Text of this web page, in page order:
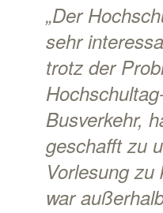
„Der
sehr
trotz der
Busverkehr,
geschafft zu
Vorlesung
war